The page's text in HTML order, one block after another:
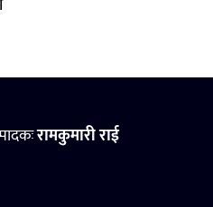
रामकुमारी राई